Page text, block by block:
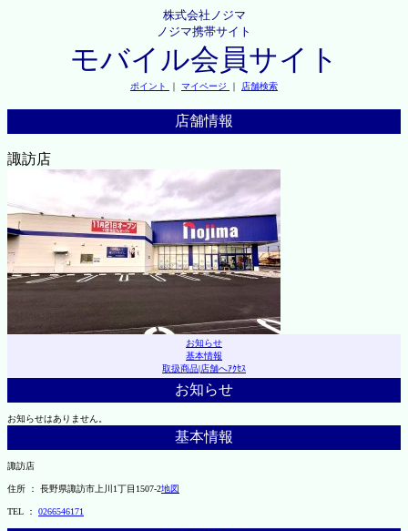
株式会社ノジマ
ノジマ携帯サイト
モバイル会員サイト
ポイント ｜ マイページ ｜ 店舗検索
店舗情報
諏訪店
お知らせ
基本情報
取扱商品|店舗へｱｸｾｽ
お知らせ
お知らせはありません。
基本情報
諏訪店
住所 ： 長野県諏訪市上川1丁目1507-2地図
TEL ： 0266546171